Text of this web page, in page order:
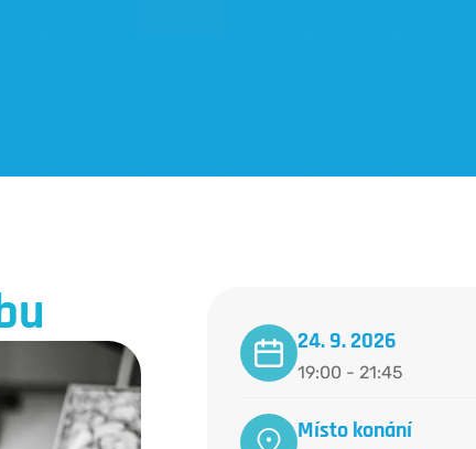
24. 9. 2026
19:00 - 21:45
Místo konání